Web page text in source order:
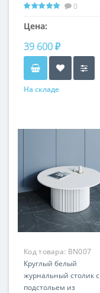
0
Цена:
39 600 ₽
На складе
Код товара: BN007
Круглый белый
журнальный столик с
подстольем из